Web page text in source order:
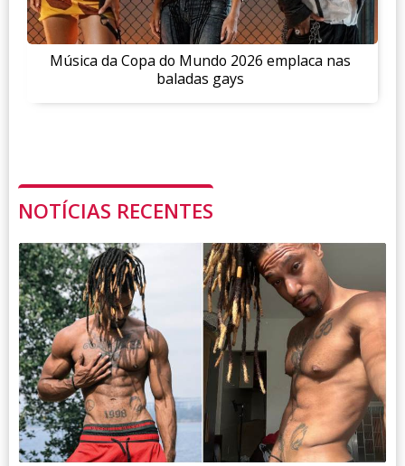
Música da Copa do Mundo 2026 emplaca nas
baladas gays
NOTÍCIAS RECENTES